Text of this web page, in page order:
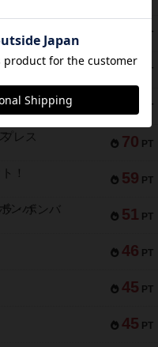
PT
76 PT
PT
70 PT
レス
59 PT
！
51 PT
・ボンバ
46 PT
45 PT
45 PT